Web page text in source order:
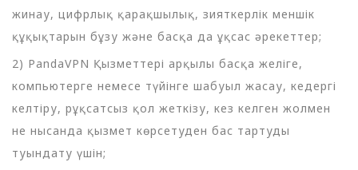
жинау, цифрлық қарақшылық, зияткерлік меншік
құқықтарын бұзу және басқа да ұқсас әрекеттер;
2) PandaVPN Қызметтері арқылы басқа желіге,
компьютерге немесе түйінге шабуыл жасау, кедергі
келтіру, рұқсатсыз қол жеткізу, кез келген жолмен
не нысанда қызмет көрсетуден бас тартуды
туындату үшін;